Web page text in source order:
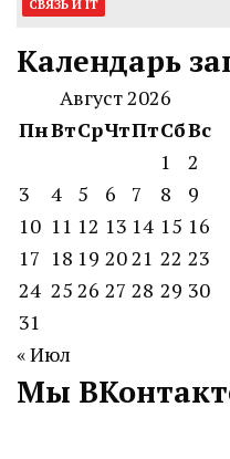
СВЯЗЬ И IT
Календарь
Август 2026
ПнВтСрЧтПтСбВс
1
2
3
4 5 6 7 8
9
10 11 12 13 14 15 16
17 18 19 2021 22 23
24 25 26 27 28 29 30
31
« Июл
Мы